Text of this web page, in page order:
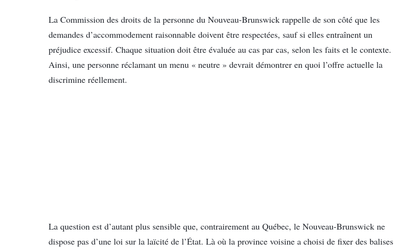
La Commission des droits de la personne du Nouveau-Brunswick rappelle de son côté que les
demandes d’accommodement raisonnable doivent être respectées, sauf si elles entraînent un
préjudice excessif. Chaque situation doit être évaluée au cas par cas, selon les faits et le contexte.
Ainsi, une personne réclamant un menu « neutre » devrait démontrer en quoi l’offre actuelle la
discrimine réellement.
La question est d’autant plus sensible que, contrairement au Québec, le Nouveau-Brunswick ne
dispose pas d’une loi sur la laïcité de l’État. Là où la province voisine a choisi de fixer des balises